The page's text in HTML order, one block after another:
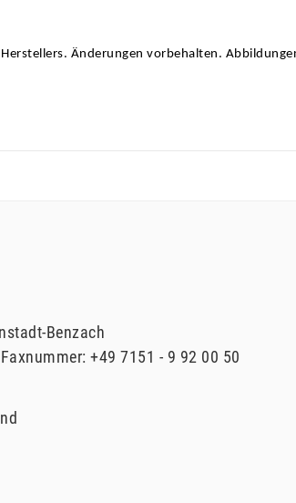
Änderungen vorbehalten.
Benzach
Faxnummer: +49 7151 - 9 92 00 50